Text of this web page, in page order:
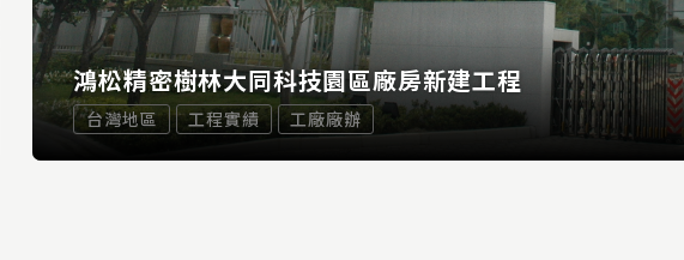
鴻松精密樹林大同科技園區廠房新建工程
台灣地區 工程實績 工廠廠辦